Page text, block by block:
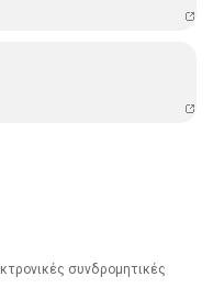
συνδρομητικές